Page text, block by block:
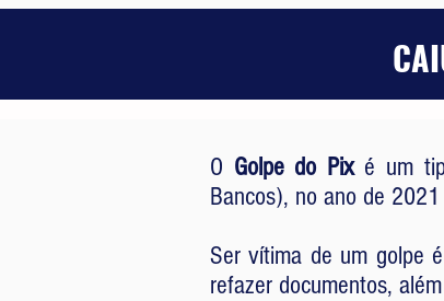
O Golpe do Pixé um
Bancos), no ano de
Ser vítima de um golpe
refazer documentos,